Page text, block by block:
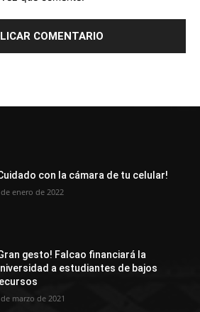
con la cámara de tu celular!
enero de 2022
gesto! Falcao financiará la
a estudiantes de bajos
marzo de 2021